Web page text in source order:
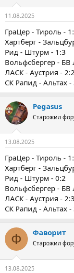
11.08.2025
ГраЦер - Тироль -
Хартберг -
Рид - Штурм - 1:3
Вольфсбергер - БВ
ЛАСК - Аустрия - 2:2
СК Рапид - Альтах -
Pegasus
Старожил
13.08.2025
ГраЦер - Тироль -
Хартберг -
Рид - Штурм - 0:2
Вольфсбергер - БВ
ЛАСК - Аустрия - 2:3
СК Рапид - Альтах -
Ф Фаворит
Старожил
13.08.2025